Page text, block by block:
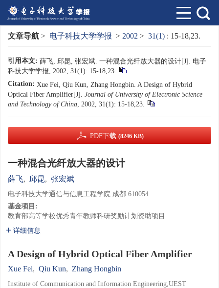
文章导航 > 电子科技大学学报 > 2002 > 31(1) : 15-18,23.
引用本文: 薛飞, 邱昆, 张宏斌. 一种混合光纤放大器的设计[J]. 电子
科技大学学报, 2002, 31(1): 15-18,23.
Citation: Xue Fei, Qiu Kun, Zhang Hongbin. A Design of Hybrid
Optical Fiber Amplifier[J]. Journal of University of Electronic Science
and Technology of China, 2002, 31(1): 15-18,23.
PDF下载 (8246 KB)
一种混合光纤放大器的设计
薛飞, 邱昆, 张宏斌
电子科技大学通信与信息工程学院 成都 610054
基金项目:
教育部高等学校优秀青年教师科研奖励计划资助项目
详细信息
A Design of Hybrid Optical Fiber Amplifier
Xue Fei, Qiu Kun, Zhang Hongbin
Institute of Communication and Information Engineering,UEST